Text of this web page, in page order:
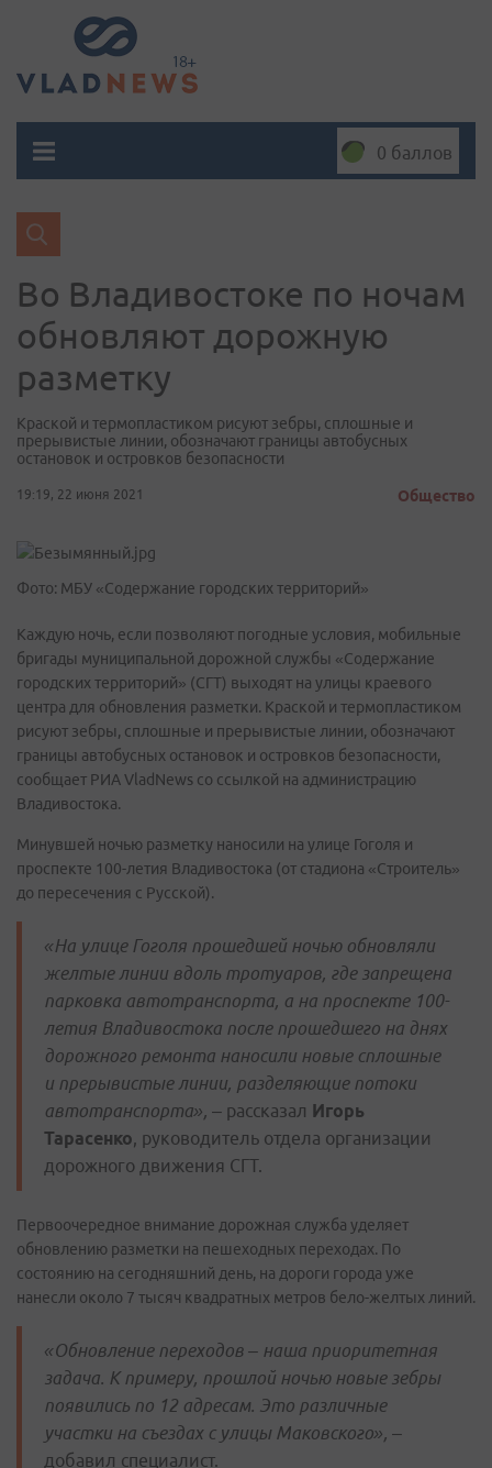
0 баллов
Во Владивостоке по ночам
обновляют дорожную
разметку
Краской и термопластиком рисуют зебры, сплошные и
прерывистые линии, обозначают границы автобусных
остановок и островков безопасности
19:19, 22 июня 2021 Общество
Фото: МБУ «Содержание городских территорий»
Каждую ночь, если позволяют погодные условия, мобильные
бригады муниципальной дорожной службы «Содержание
городских территорий» (СГТ) выходят на улицы краевого
центра для обновления разметки. Краской и термопластиком
рисуют зебры, сплошные и прерывистые линии, обозначают
границы автобусных остановок и островков безопасности,
сообщает РИА VladNews со ссылкой на администрацию
Владивостока.
Минувшей ночью разметку наносили на улице Гоголя и
проспекте 100-летия Владивостока (от стадиона «Строитель»
до пересечения с Русской).
«На улице Гоголя прошедшей ночью обновляли
желтые линии вдоль тротуаров, где запрещена
парковка автотранспорта, а на проспекте 100-
летия Владивостока после прошедшего на днях
дорожного ремонта наносили новые сплошные
и прерывистые линии, разделяющие потоки
автотранспорта», – рассказал Игорь
Тарасенко, руководитель отдела организации
дорожного движения СГТ.
Первоочередное внимание дорожная служба уделяет
обновлению разметки на пешеходных переходах. По
состоянию на сегодняшний день, на дороги города уже
нанесли около 7 тысяч квадратных метров бело-желтых линий.
«Обновление переходов – наша приоритетная
задача. К примеру, прошлой ночью новые зебры
появились по 12 адресам. Это различные
участки на съездах с улицы Маковского», –
добавил специалист.